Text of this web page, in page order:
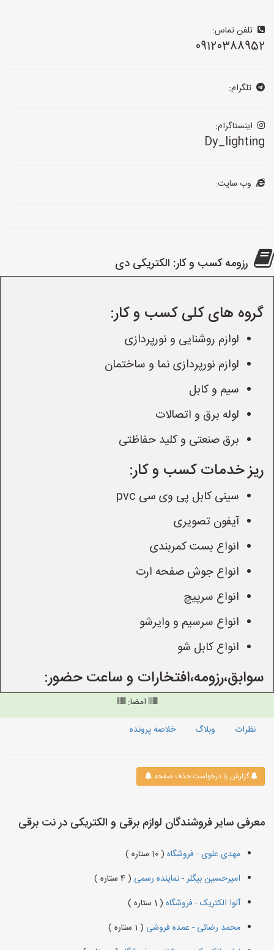
تلفن تماس:
09120388952
تلگرام:
اینستاگرام:
Dy_lighting
وب سایت:
رزومه کسب و کار: الکتریکی دی
گروه های کلی کسب و کار:
لوازم روشنایی و نورپردازی
لوازم نورپردازی نما و ساختمان
سیم و کابل
لوله برق و اتصالات
برق صنعتی و کلید حفاظتی
ریز خدمات کسب و کار:
سینی کابل پی وی سی pvc
آیفون تصویری
انواع بست کمربندی
انواع جوش صفحه ارت
انواع سرپیچ
انواع سرسیم و وایرشو
انواع کابل شو
سوابق،رزومه،افتخارات و ساعت حضور:
امضا:
نظرات
وبلاگ خلاصه پرونده
گزارش یا درخواست حذف صفحه
معرفی سایر فروشندگان لوازم برقی و الکتریکی در نت برقی
مهدی علوی - فروشگاه ( 10 ستاره )
امیرحسین بیگلر - نماینده رسمی ( 4 ستاره )
آلوا الکتریک - فروشگاه ( 1 ستاره )
محمد رضائی - عمده فروشی ( 1 ستاره )